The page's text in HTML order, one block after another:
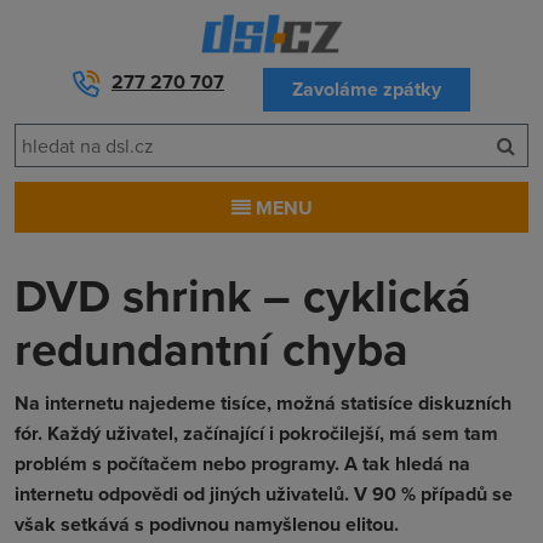
277 270 707 Zavoláme zpátky
MENU
DVD shrink – cyklická
redundantní chyba
Na internetu najedeme tisíce, možná statisíce diskuzních
fór. Každý uživatel, začínající i pokročilejší, má sem tam
problém s počítačem nebo programy. A tak hledá na
internetu odpovědi od jiných uživatelů. V 90 % případů se
však setkává s podivnou namyšlenou elitou.